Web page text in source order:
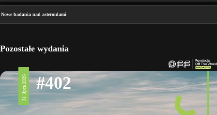
Nowe badania nad asteroidami
Pozostałe wydania
31 lipca 2026 #402